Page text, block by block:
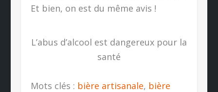
Et bien, on est du même avis !
L’abus d’alcool est dangereux pour la
santé
Mots clés : bière artisanale, bière